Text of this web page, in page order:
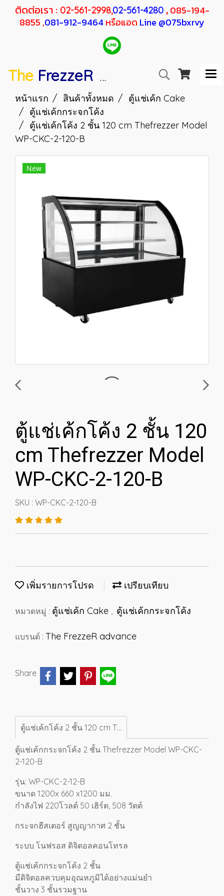
ติดต่อเรา : 02-561-2998,02-561-4280 ,085-194-
8855 ,081-912-9464หรือแอด Line @075bxrvy
The FrezzeR SANDEN F RESHER
หน้าแรก สินค้าทั้งหมด
ตู้แช่เค้ก Cake
ตู้แช่เค้กกระจกโค้ง
ตู้แช่เค้กโค้ง 2 ชั้น 120 cm Thefrezzer Model
WP-CKC-2-120-B
New
ตู้แช่เค้กโค้ง 2 ชั้น 120
cm Thefrezzer Model
WP-CKC-2-120-B
SKU : WP-CKC-2-120-B
เพิ่มรายการโปรด เปรียบเทียบ
หมวดหมู่ : ตู้แช่เค้ก Cake , ตู้แช่เค้กกระจกโค้ง
แบรนด์ : The FrezzeR advance
Share
ตู้แช่เค้กโค้ง 2 ชั้น 120 cm Thefrezzer Model WP-CKC-2-120-B
ตู้แช่เค้กกระจกโค้ง 2 ชั้น Thefrezzer Model WP-CKC-
2-120-B
รุ่น: WP-CKC-2-12-B
ขนาด 1200x 660 x1200 มม.
กำลังไฟ 220โวลต์ 50 เฮิร์ต, 508 วัตต์
กระจกฮีสเตอร์ สูญญากาศ 2 ชั้น
ระบบ โนฟรอส ดิจิตอลคอนโทรล
ตู้แช่เค้กกระจกโค้ง 2 ชั้น
มีดิจิตอลควบคุมอุณหภูมิได้อย่างแม่นยำ
ชั้นวาง 3 ชั้นรวมฐาน